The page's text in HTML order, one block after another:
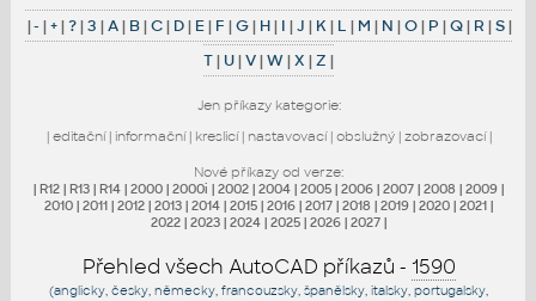
|- |+|?|3 |A| B|C| D| E| F |G| H| I |J | K| L | M | N |O| P |Q| R |S|
T| U|V|W|X |Z |
Jen příkazy kategorie:
| editační| informační| kreslicí| nastavovací| obslužný| zobrazovací|
Nové příkazy od verze:
| R12 | R13 | R14 | 2000 | 2000i | 2002 | 2004 | 2005 | 2006 | 2007 | 2008 | 2009 |
2010 | 2011 | 2012 | 2013 | 2014 | 2015 | 2016 | 2017 | 2018 | 2019 | 2020 | 2021 |
2022 | 2023 | 2024 | 2025 | 2026 | 2027 |
Přehled všech AutoCAD příkazů - 1590
(anglicky, česky, německy, francouzsky, španělsky, italsky, portugalsky,